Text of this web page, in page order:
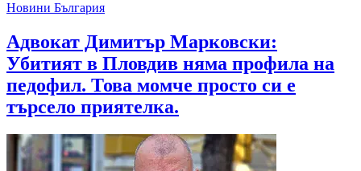
Новини България
Адвокат Димитър Марковски:
Убитият в Пловдив няма профила на
педофил. Това момче просто си е
търсело приятелка.